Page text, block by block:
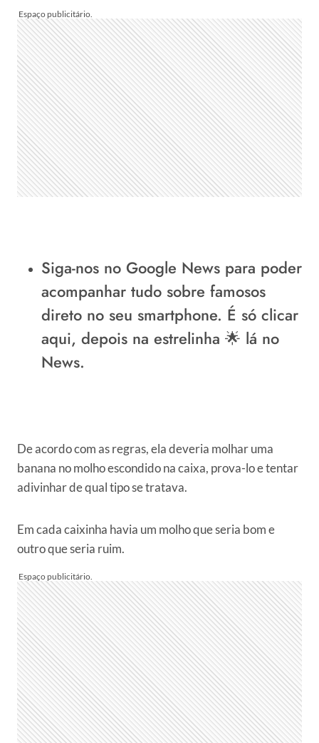
Siga-nos no Google News para poder
acompanhar tudo sobre famosos
direto no seu smartphone. É só clicar
aqui, depois na estrelinha 🌟 lá no
News.
De acordo com as regras, ela deveria molhar uma
banana no molho escondido na caixa, prova-lo e tentar
adivinhar de qual tipo se tratava.
Em cada caixinha havia um molho que seria bom e
outro que seria ruim.